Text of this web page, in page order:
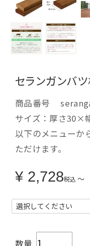
セランガンバ
商品番号
サイズ：厚さ30×
以下のメニューか
ただけます。
¥ 2,728税込 〜